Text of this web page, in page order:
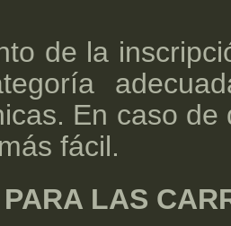
de la
En caso
fácil.
LAS